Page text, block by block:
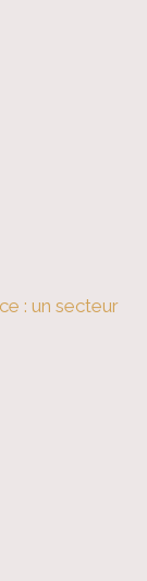
: un secteur